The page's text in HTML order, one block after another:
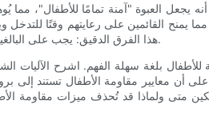
يجعل العبوة "آمنة تمامًا للأطفال"،
مما يمنح القائمين على رعايتهم وقتًا
هذا الفرق الدقيق: يجب على البالغين المسؤولين الجمع بين التغليف المقاوم للأطفال والتخزين الآمن والإشراف واتباع إجراءات السلامة الروتينية.
بلغة سهلة الفهم. اشرح الآليات
معايير مقاومة الأطفال تستند إلى
متى ولماذا قد تُحذف ميزات مقاومة